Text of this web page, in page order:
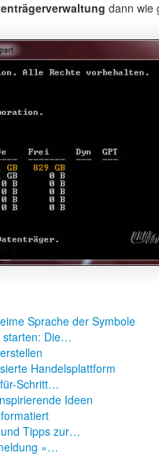
dann wie
Sprache der Symbole
starten: Die…
Handelsplattform
Schritt…
Ideen
Tipps zur…
»…